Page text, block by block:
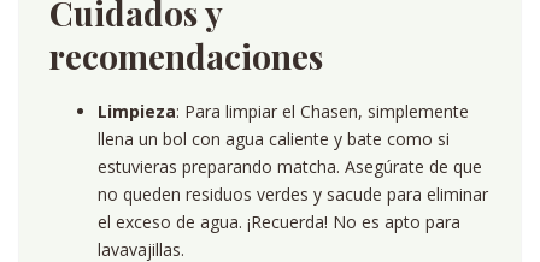
Cuidados y
recomendaciones
Limpieza: Para limpiar el Chasen, simplemente
llena un bol con agua caliente y bate como si
estuvieras preparando matcha. Asegúrate de que
no queden residuos verdes y sacude para eliminar
el exceso de agua. ¡Recuerda! No es apto para
lavavajillas.